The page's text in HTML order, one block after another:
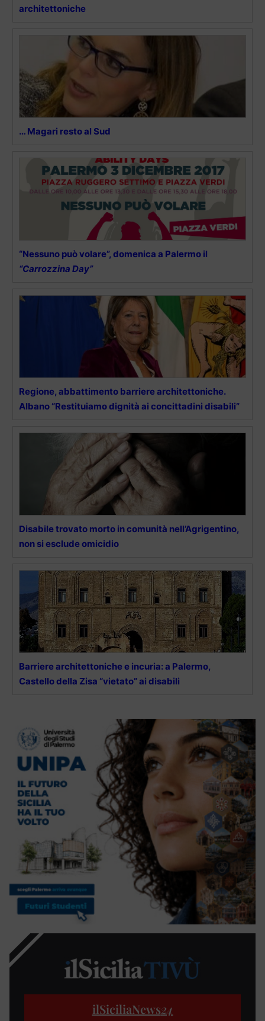
architettoniche
… Magari resto al Sud
“Nessuno può volare”, domenica a Palermo il
“Carrozzina Day”
Regione, abbattimento barriere architettoniche.
Albano “Restituiamo dignità ai concittadini disabili”
Disabile trovato morto in comunità nell’Agrigentino,
non si esclude omicidio
Barriere architettoniche e incuria: a Palermo,
Castello della Zisa “vietato” ai disabili
ilSiciliaNews24